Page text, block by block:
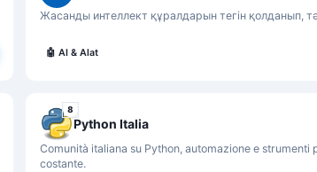
Жасанды интеллект құралдарын тегін қолданып,
🤖 AI & Alat
8
Python Italia
Comunità italiana su Python, automazione e
costante.